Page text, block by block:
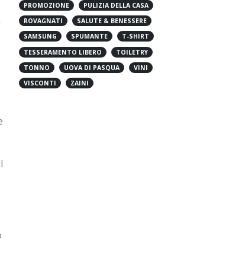
PROMOZIONE
PULIZIA DELLA CASA
ROVAGNATI
SALUTE & BENESSERE
SAMSUNG
SPUMANTE
T-SHIRT
TESSERAMENTO LIBERO
TOILETRY
TONNO
UOVA DI PASQUA
VINI
VISCONTI
ZAINI